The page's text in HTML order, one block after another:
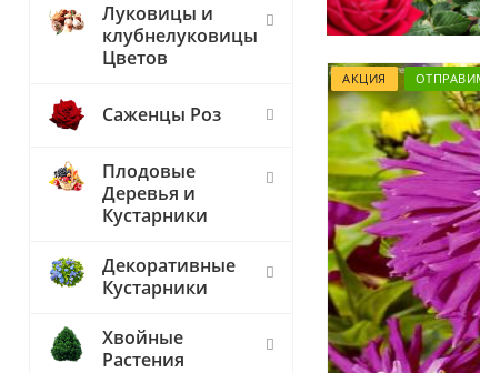
АКЦИЯ
Луковицы и
клубнелуковицы
Цветов
Саженцы Роз
Плодовые
Деревья и
Кустарники
Декоративные
Кустарники
Хвойные
Растения